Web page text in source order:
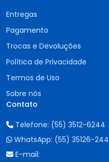
Entregas
Pagamento
Trocas e Devoluções
Política de Privacidade
Termos de Uso
Sobre nós
Contato
Telefone: (55) 3512-6244
WhatsApp: (55) 35126-244
E-mail: